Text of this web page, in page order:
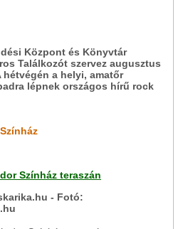
Központ és Könyvtár
Találkozót szervez augusztus
hétvégén a helyi, amatőr
lépnek országos hírű rock
Színház teraszán
- Fotó: